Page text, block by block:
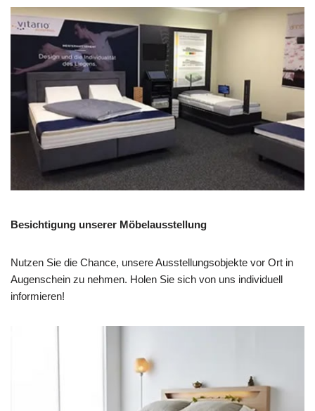
Besichtigung unserer Möbelausstellung
Nutzen Sie die Chance, unsere Ausstellungsobjekte vor Ort in
Augenschein zu nehmen. Holen Sie sich von uns individuell
informieren!